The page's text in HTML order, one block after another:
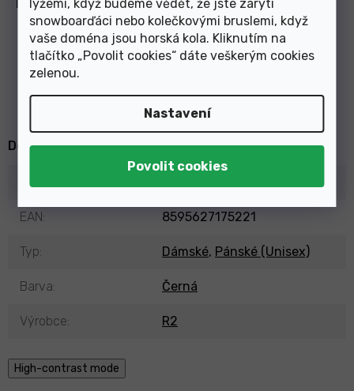
lyžemi, když budeme vědět, že jste zarytí
snowboarďáci nebo kolečkovými bruslemi, když
vaše doména jsou horská kola. Kliknutím na
tlačítko „Povolit cookies“ dáte veškerým cookies
zelenou.
Nastavení
LED LIGHT
Odnímatelné bezpečnostní LED
světlo poskytuje dobrou viditelnost
a zvyšuje pasivní ochranu... Číst
Doplňkové parametry
Kategorie
EAN: 8595627175221
Typ: Dámské, Pánské (Unisex)
Barva: Černá
Výrobce: R2
High-contrast mode